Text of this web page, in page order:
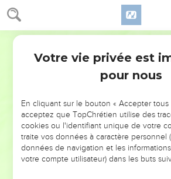
Juges 4
: une des
fichées en terre, auxquelles sont
Ne découvrant pas Sisera parmi les
tourné d'un autre côté. Le narrateur
sans la juger, comme cela arrive si
sainte. Il est évident qu'on ne saurait
violation des lois de l'hospitalité, non
bienveillance perfide par laquelle elle
Votre vie privée est
pour nous
En cliquant sur le bouton « Accepter tous
acceptez que TopChrétien utilise des
cookies ou l'identifiant unique de votre
traite vos données à caractère personnel
données de navigation et les
votre compte utilisateur) dans les buts